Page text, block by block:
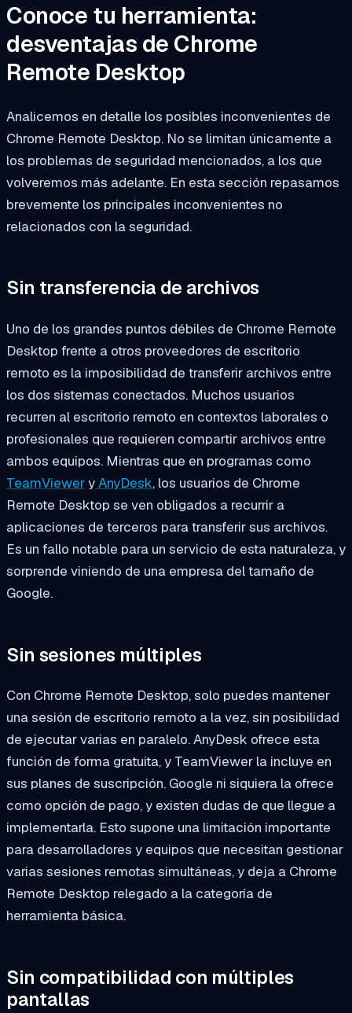
Conoce tu herramienta:
desventajas de Chrome
Remote Desktop
Analicemos en detalle los posibles inconvenientes de
Chrome Remote Desktop. No se limitan únicamente a
los problemas de seguridad mencionados, a los que
volveremos más adelante. En esta sección repasamos
brevemente los principales inconvenientes no
relacionados con la seguridad.
Sin transferencia de archivos
Uno de los grandes puntos débiles de Chrome Remote
Desktop frente a otros proveedores de escritorio
remoto es la imposibilidad de transferir archivos entre
los dos sistemas conectados. Muchos usuarios
recurren al escritorio remoto en contextos laborales o
profesionales que requieren compartir archivos entre
ambos equipos. Mientras que en programas como
TeamVieweryAnyDesk, los usuarios de Chrome
Remote Desktop se ven obligados a recurrir a
aplicaciones de terceros para transferir sus archivos.
Es un fallo notable para un servicio de esta naturaleza, y
sorprende viniendo de una empresa del tamaño de
Google.
Sin sesiones múltiples
Con Chrome Remote Desktop, solo puedes mantener
una sesión de escritorio remoto a la vez, sin posibilidad
de ejecutar varias en paralelo. AnyDesk ofrece esta
función de forma gratuita, y TeamViewer la incluye en
sus planes de suscripción. Google ni siquiera la ofrece
como opción de pago, y existen dudas de que llegue a
implementarla. Esto supone una limitación importante
para desarrolladores y equipos que necesitan gestionar
varias sesiones remotas simultáneas, y deja a Chrome
Remote Desktop relegado a la categoría de
herramienta básica.
Sin compatibilidad con múltiples
pantallas